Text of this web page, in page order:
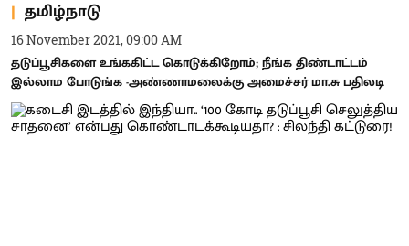
தமிழ்நாடு
16 November 2021, 09:00 AM
தடுப்பூசிகளை உங்ககிட்ட கொடுக்கிறோம்; நீங்க திண்டாட்டம்
இல்லாம போடுங்க -அண்ணாமலைக்கு அமைச்சர் மா.சு பதிலடி